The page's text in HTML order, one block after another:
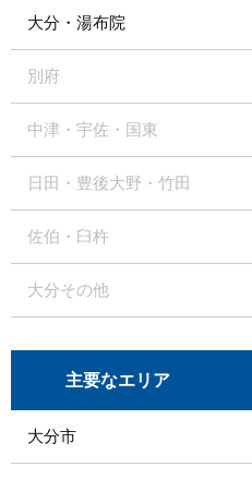
大分・湯布院
別府
中津・宇佐・国東
日田・豊後大野・竹田
佐伯・臼杵
大分その他
主要なエリア
大分市